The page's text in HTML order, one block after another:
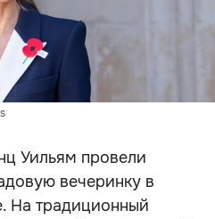
Уильям провели
вечеринку в
На традиционный